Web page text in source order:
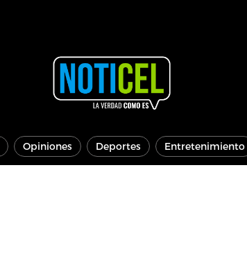
Opiniones Deportes Entretenimiento